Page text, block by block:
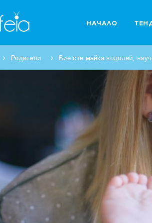
НАЧАЛО
Родители Вие сте майка водолей,